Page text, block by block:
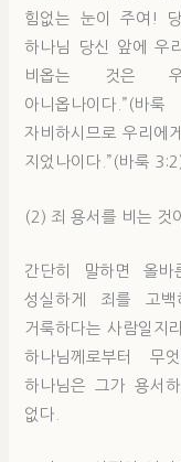
힘없는 눈이 주여!
하나님 당신 앞에 우
비옵는 것은 우
아니옵나이다.”(
자비하시므로 우리에
지었나이다.”(바룩
(2) 죄 용서를 비는 것
간단히 말하면 올
성실하게 죄를 고
거룩하다는 사람일지
하나님께로부터 무
하나님은 그가 용서
없다.